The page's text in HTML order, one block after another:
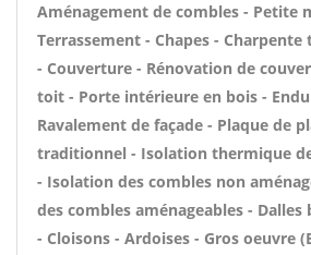
Aménagement de combles - Petite
Terrassement - Chapes -
- Couverture - Rénovation de
toit - Porte intérieure en bois -
Ravalement de façade - Plaque de
traditionnel - Isolation thermique
- Isolation des combles non
des combles aménageables - Dalles
- Cloisons - Ardoises - Gros oeuvre